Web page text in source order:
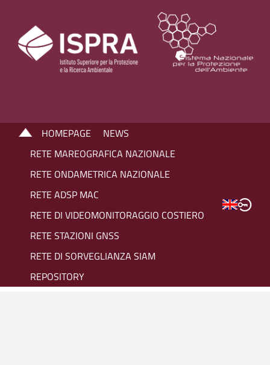
HOMEPAGE
NEWS
RETE MAREOGRAFICA NAZIONALE
RETE ONDAMETRICA NAZIONALE
RETE ADSP MAC
RETE DI VIDEOMONITORAGGIO COSTIERO
RETE STAZIONI GNSS
RETE DI SORVEGLIANZA SIAM
REPOSITORY